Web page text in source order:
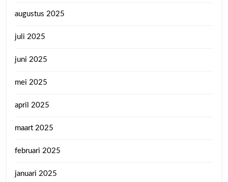
augustus 2025
juli 2025
juni 2025
mei 2025
april 2025
maart 2025
februari 2025
januari 2025